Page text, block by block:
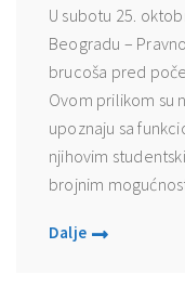
U subotu 25.
Beogradu –
brucoša pred
Ovom prilikom su
upoznaju sa
njihovim
brojnim
Dalje